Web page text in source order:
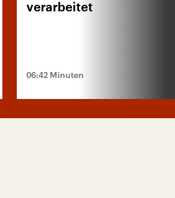
verarbeitet
06:42 Minuten